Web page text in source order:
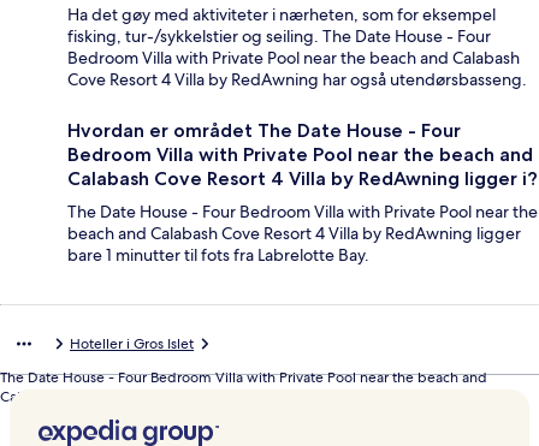
Ha det gøy med aktiviteter i nærheten, som for eksempel
fisking, tur-/sykkelstier og seiling. The Date House - Four
Bedroom Villa with Private Pool near the beach and Calabash
Cove Resort 4 Villa by RedAwning har også utendørsbasseng.
Hvordan er området The Date House - Four
Bedroom Villa with Private Pool near the beach and
Calabash Cove Resort 4 Villa by RedAwning ligger i?
The Date House - Four Bedroom Villa with Private Pool near the
beach and Calabash Cove Resort 4 Villa by RedAwning ligger
bare 1 minutter til fots fra Labrelotte Bay.
Hoteller i Gros Islet
The Date House - Four Bedroom Villa with Private Pool near the beach and
Calabash Cove Resort 4 Villa by RedAwning